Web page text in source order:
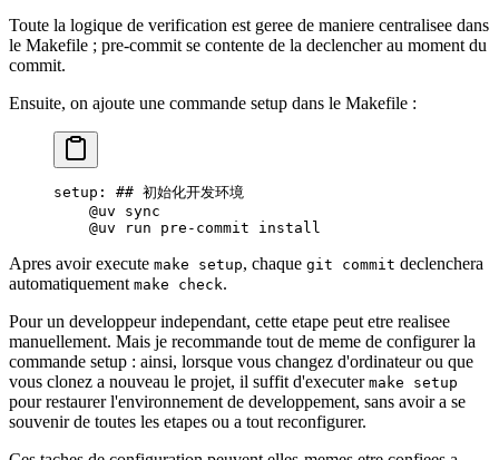
Toute la logique de verification est geree de maniere centralisee dans
le Makefile ; pre-commit se contente de la declencher au moment du
commit.
Ensuite, on ajoute une commande setup dans le Makefile :
setup : ## 初始化开发环境
    @uv sync
    @uv run pre-commit install
Apres avoir execute make setup, chaque git commit declenchera
automatiquement make check.
Pour un developpeur independant, cette etape peut etre realisee
manuellement. Mais je recommande tout de meme de configurer la
commande setup : ainsi, lorsque vous changez d'ordinateur ou que
vous clonez a nouveau le projet, il suffit d'executer make setup
pour restaurer l'environnement de developpement, sans avoir a se
souvenir de toutes les etapes ou a tout reconfigurer.